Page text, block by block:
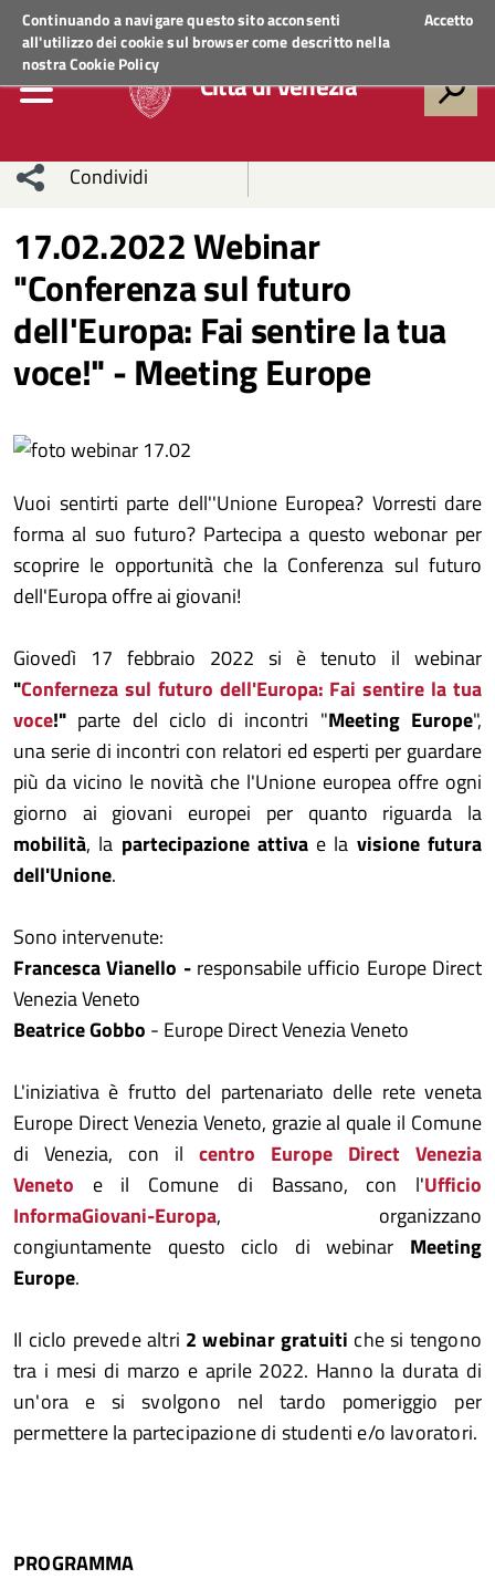
Continuando a navigare questo sito acconsenti
all'utilizzo dei cookie sul browser come descritto nella
nostraCookie Policy
Accetto
Regione VenetoACCEDI AI SERVIZI
Città di Venezia
Condividi
sui social
network
Condividi
Condividi
su
Facebook
Condividi
su
Twitter
Condividi
su
Facebook
Condividi
Whatsapp
17.02.2022 Webinar
"Conferenza sul futuro
dell'Europa: Fai sentire la tua
voce!" - Meeting Europe
Vuoi sentirti parte dell''Unione Europea? Vorresti dare
forma al suo futuro? Partecipa a questo webonar per
scoprire le opportunità che la Conferenza sul futuro
dell'Europa offre ai giovani!
Giovedì 17 febbraio 2022 si è tenuto il webinar
"Conferneza sul futuro dell'Europa: Fai sentire la tua
voce!" parte del ciclo di incontri "Meeting Europe",
una serie di incontri con relatori ed esperti per guardare
più da vicino le novità che l'Unione europea offre ogni
giorno ai giovani europei per quanto riguarda la
mobilità, la partecipazione attivae la visione futura
dell'Unione.
Sono intervenute:
Francesca Vianello - responsabile ufficio Europe Direct
Venezia Veneto
Beatrice Gobbo - Europe Direct Venezia Veneto
L'iniziativa è frutto del partenariato delle rete veneta
Europe Direct Venezia Veneto, grazie al quale il Comune
di Venezia, con il centro Europe Direct Venezia
Veneto e il Comune di Bassano, con l'Ufficio
InformaGiovani-Europa, organizzano
congiuntamente questo ciclo di webinar Meeting
Europe.
Il ciclo prevede altri 2 webinar gratuiti che si tengono
tra i mesi di marzo e aprile 2022. Hanno la durata di
un'ora e si svolgono nel tardo pomeriggio per
permettere la partecipazione di studenti e/o lavoratori.
PROGRAMMA